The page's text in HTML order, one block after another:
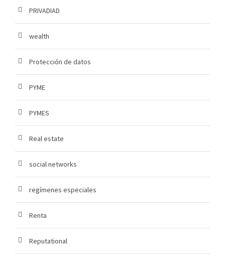
PRIVADIAD
wealth
Protección de datos
PYME
PYMES
Real estate
social networks
regímenes especiales
Renta
Reputational